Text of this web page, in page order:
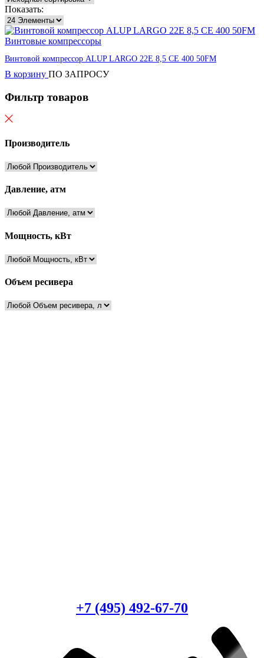
Показать:
Винтовые компрессоры
Винтовой компрессор ALUP LARGO 22E 8,5 CE 400 50FM
В корзину ПО ЗАПРОСУ
Фильтр товаров
Производитель
Давление, атм
Мощность, кВт
Объем ресивера
+7 (495) 492-67-70